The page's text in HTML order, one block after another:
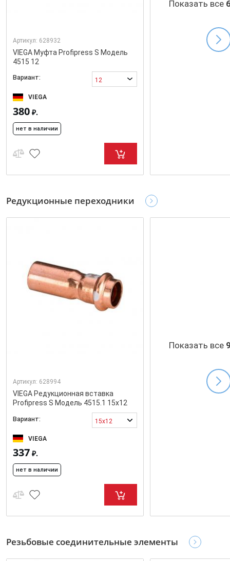
Артикул: 628932
VIEGA Муфта Profipress S Модель
4515 12
Вариант: 12
VIEGA
380 ₽.
нет в наличии
Показать все
Редукционные переходники
Артикул: 628994
VIEGA Редукционная вставка
Profipress S Модель 4515.1 15x12
Вариант: 15x12
VIEGA
337 ₽.
нет в наличии
Показать все
Резьбовые соединительные элементы